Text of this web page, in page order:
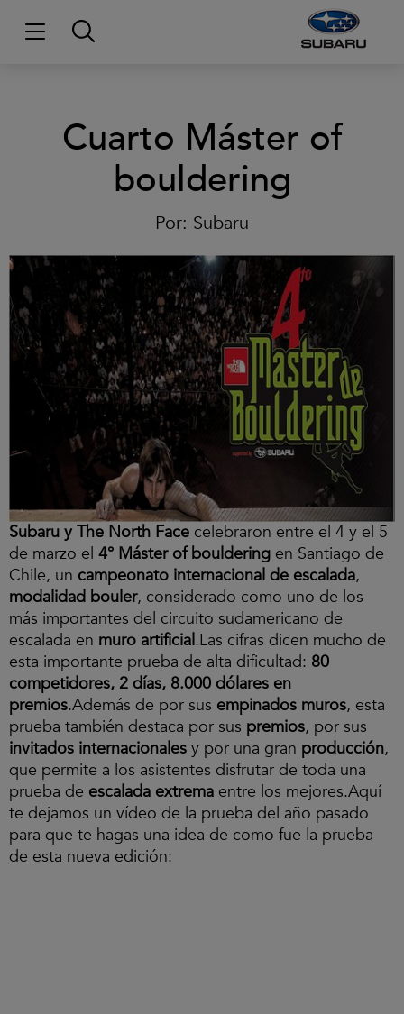
Cuarto Máster of
bouldering
Por: Subaru
Subaru y The North Face celebraron entre el 4 y el 5
de marzo el 4° Máster of bouldering en Santiago de
Chile, un campeonato internacional de escalada,
modalidad bouler, considerado como uno de los
más importantes del circuito sudamericano de
escalada en muro artificial.Las cifras dicen mucho de
esta importante prueba de alta dificultad: 80
competidores, 2 días, 8.000 dólares en
premios.Además de por sus empinados muros, esta
prueba también destaca por sus premios, por sus
invitados internacionales y por una gran producción,
que permite a los asistentes disfrutar de toda una
prueba de escalada extrema entre los mejores.Aquí
te dejamos un vídeo de la prueba del año pasado
para que te hagas una idea de como fue la prueba
de esta nueva edición: